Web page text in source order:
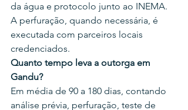
da água e protocolo junto ao INEMA.
A perfuração, quando necessária, é
executada com parceiros locais
credenciados.
Quanto tempo leva a outorga em
Gandu?
Em média de 90 a 180 dias, contando
análise prévia, perfuração, teste de